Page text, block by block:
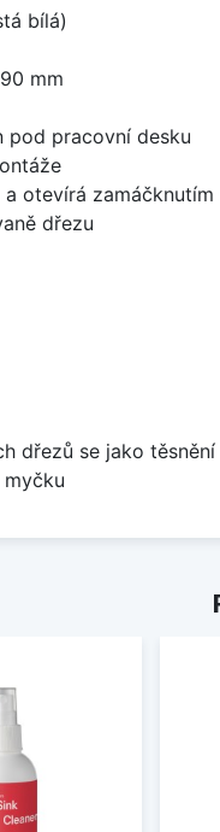
bílá)
mm
pod pracovní desku
otevírá zamáčknutím
dřezu
dřezů se jako